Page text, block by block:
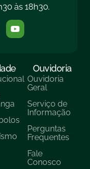
às 18h30.
Ouvidoria
Ouvidoria
Geral
Serviço de
Informação
Perguntas
Frequentes
Fale
Conosco